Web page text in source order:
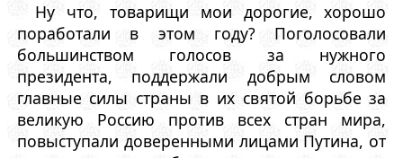
Ну что, товарищи мои дорогие, хорошо
поработали в этом году? Поголосовали
большинством голосов за нужного
президента, поддержали добрым словом
главные силы страны в их святой борьбе за
великую Россию против всех стран мира,
повыступали доверенными лицами Путина, от